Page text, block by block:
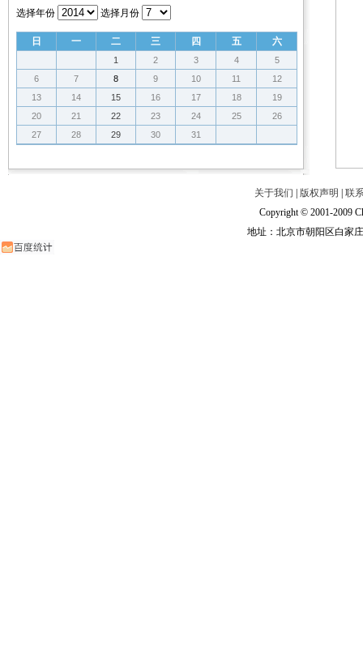
选择年份 选择月份
日 一 二 三 四 五 六
1 2 3 4
5
6
7 8 9 10 11
12
13
14 15 16 17 18
19
20
21 22 23 24 25
26
27
28 29 30 31
关于我们 版权声明
联
Copyright © 2001-2009
地址：北京市朝阳区白家